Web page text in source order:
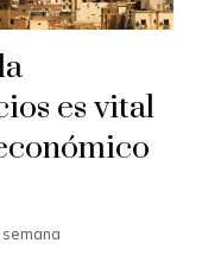
es vital